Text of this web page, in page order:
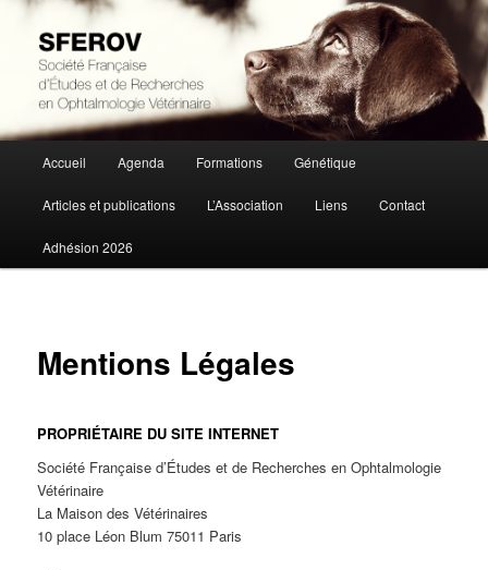
SFEROV
Société Française d'Études et de Recherches en Ophtalmologie Vétérinaire
principal
Aller
au
contenu
Accueil Agenda Formations Génétique
Articles et publications L’Association Liens Contact
Adhésion 2026
Mentions Légales
PROPRIÉTAIRE DU SITE INTERNET
Société Française d’Études et de Recherches en Ophtalmologie
Vétérinaire
La Maison des Vétérinaires
10 place Léon Blum 75011 Paris